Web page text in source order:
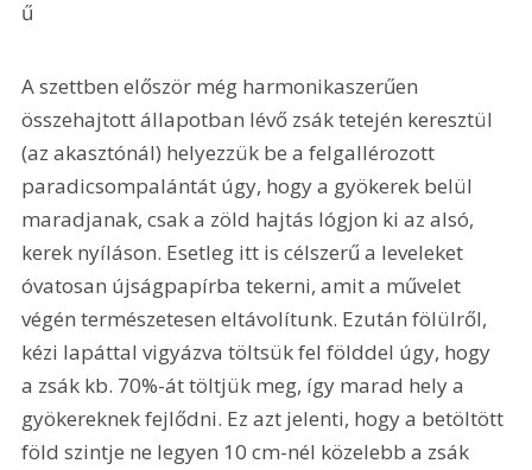
ű
A szettben először még harmonikaszerűen
összehajtott állapotban lévő zsák tetején keresztül
(az akasztónál) helyezzük be a felgallérozott
paradicsompalántát úgy, hogy a gyökerek belül
maradjanak, csak a zöld hajtás lógjon ki az alsó,
kerek nyíláson. Esetleg itt is célszerű a leveleket
óvatosan újságpapírba tekerni, amit a művelet
végén természetesen eltávolítunk. Ezután fölülről,
kézi lapáttal vigyázva töltsük fel földdel úgy, hogy
a zsák kb. 70%-át töltjük meg, így marad hely a
gyökereknek fejlődni. Ez azt jelenti, hogy a betöltött
föld szintje ne legyen 10 cm-nél közelebb a zsák